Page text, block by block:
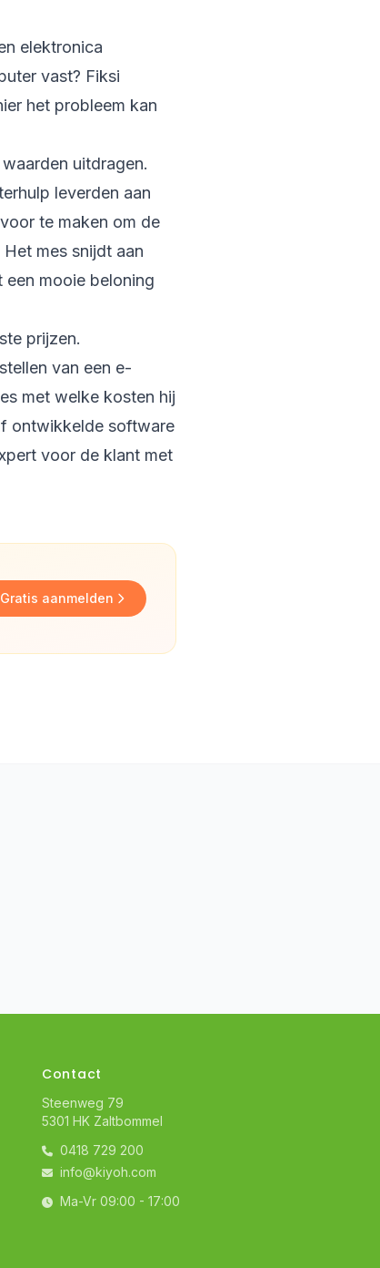
elektronica
vast? Fiksi
het probleem kan
uitdragen.
leverden aan
te maken om de
mes snijdt aan
mooie beloning
prijzen.
van een e-
met welke kosten hij
ontwikkelde software
voor de klant met
Gratis aanmelden
Contact
Steenweg 79
5301 HK Zaltbommel
0418 729 200
info@kiyoh.com
Ma-Vr 09:00 - 17:00